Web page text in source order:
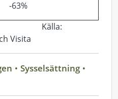
-63%
Visita
Sysselsättning